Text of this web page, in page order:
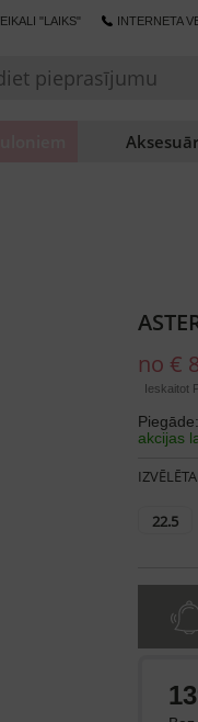
"LAIKS" INTERNETA
no €
Ieskaitot
Piegāde:
akcijas
22.5